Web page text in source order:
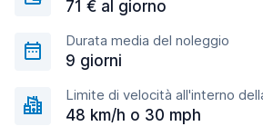
71 € al giorno
Durata media del noleggio
9 giorni
Limite di velocità all'interno
48 km/h o 30 mph